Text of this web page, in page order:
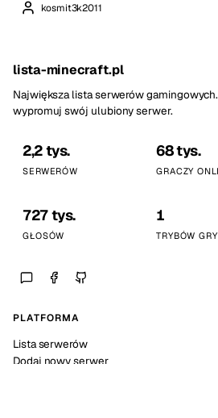
kosmit3k2011
lista-minecraft.pl
Największa lista serwerów
wypromuj swój ulubiony serwer.
2,2 tys.
SERWERÓW
68 tys.
GRACZY
727 tys.
GŁOSÓW
1
TRYBÓW GRY
PLATFORMA
Lista serwerów
Dodaj nowy serwer